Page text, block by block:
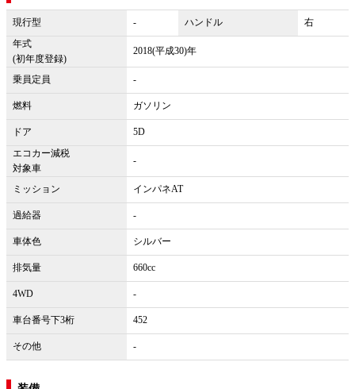
現行型 - ハンドル
右
年式
(初年度登録)
2018(平成30)年
乗員定員 -
燃料 ガソリン
ドア
5D
エコカー減税
対象車
-
ミッション インパネAT
過給器 -
車体色 シルバー
排気量 660cc
4WD -
車台番号下3桁 452
その他 -